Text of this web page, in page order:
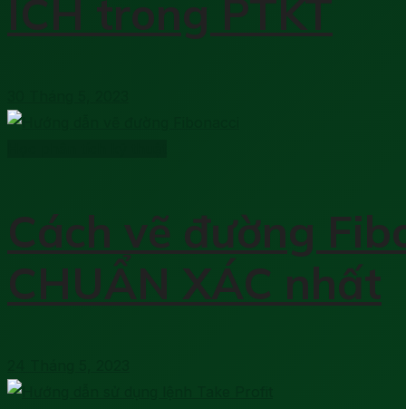
ÍCH trong PTKT
Cách vẽ đường
CHUẨN XÁC nhất